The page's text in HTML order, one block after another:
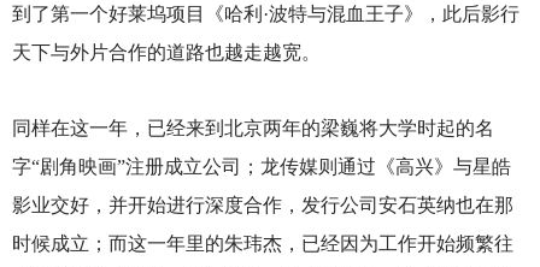
到了第一个好莱坞项目《哈利·波特与混血王子》，此后影行
天下与外片合作的道路也越走越宽。
同样在这一年，已经来到北京两年的梁巍将大学时起的名
字“剧角映画”注册成立公司；龙传媒则通过《高兴》与星皓
影业交好，并开始进行深度合作，发行公司安石英纳也在那
时候成立；而这一年里的朱玮杰，已经因为工作开始频繁往